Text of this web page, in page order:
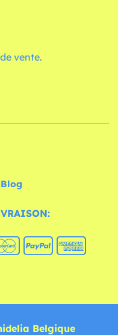
vente.
Blog
Belgique